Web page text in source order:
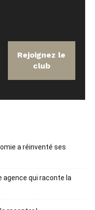
a réinventé ses
agence qui raconte la